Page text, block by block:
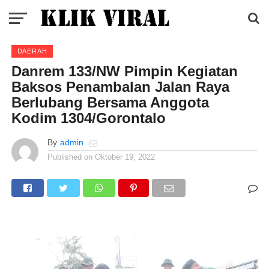
DAERAH
Danrem 133/NW Pimpin Kegiatan
Baksos Penambalan Jalan Raya
Berlubang Bersama Anggota
Kodim 1304/Gorontalo
By admin
Published on Oktober 19, 2022